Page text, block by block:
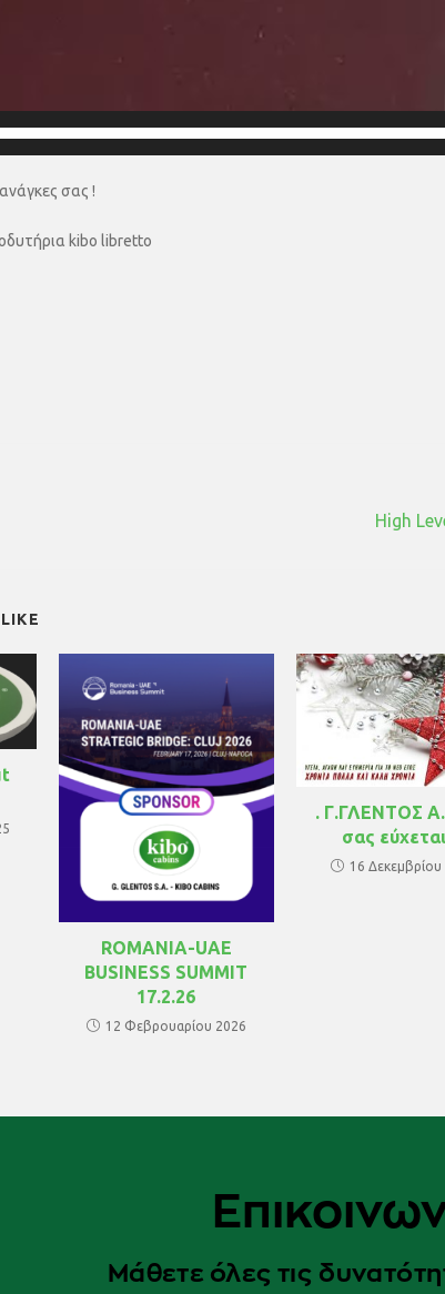
σας !
kibo libretto
High
ROMANIA-UAE
BUSINESS SUMMIT
17.2.26
12 Φεβρουαρίου 2026
. Γ.ΓΛΕΝΤΟΣ
σας
16 Δεκεμβρίου
Μάθετε όλες τις